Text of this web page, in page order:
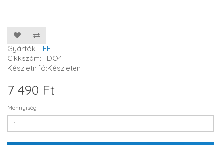
Gyártók LIFE
Cikkszám:FIDO4
Készletinfó:Készleten
7 490 Ft
Mennyiség